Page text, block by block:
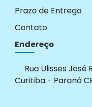
Prazo de Entrega
Contato
Endereço
Rua Ulisses José
Curitiba - Paraná